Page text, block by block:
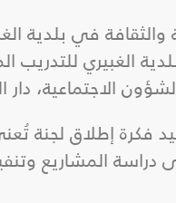
والثقافة في بلدية
الغبيري
الشؤون الاجتماعية،
فكرة إطلاق لجنة
دراسة المشاريع